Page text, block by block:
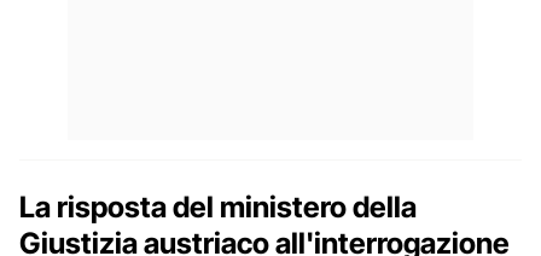
La risposta del ministero della
Giustizia austriaco all'interrogazione